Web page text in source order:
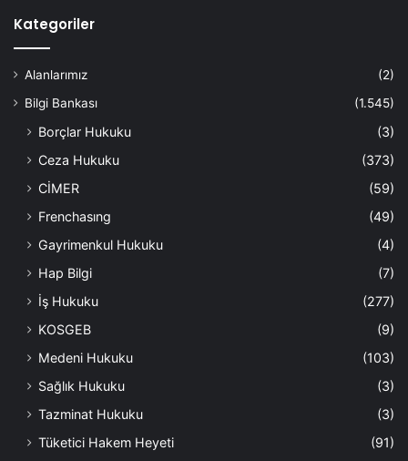
Kategoriler
Alanlarımız
(2)
Bilgi Bankası
(1.545)
Borçlar Hukuku
(3)
Ceza Hukuku
(373)
CİMER
(59)
Frenchasıng
(49)
Gayrimenkul Hukuku
(4)
Hap Bilgi
(7)
İş Hukuku
(277)
KOSGEB
(9)
Medeni Hukuku
(103)
Sağlık Hukuku
(3)
Tazminat Hukuku
(3)
Tüketici Hakem Heyeti
(91)